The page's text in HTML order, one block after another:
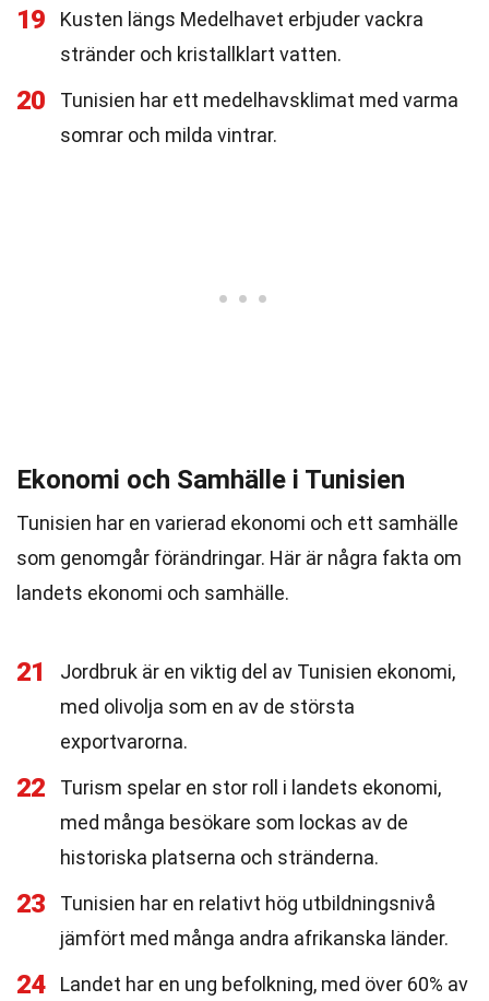
19
Kusten längs Medelhavet erbjuder vackra
stränder och kristallklart vatten.
20
Tunisien har ett medelhavsklimat med varma
somrar och milda vintrar.
Ekonomi och Samhälle i Tunisien
Tunisien har en varierad ekonomi och ett samhälle
som genomgår förändringar. Här är några fakta om
landets ekonomi och samhälle.
21
Jordbruk är en viktig del av Tunisien ekonomi,
med olivolja som en av de största
exportvarorna.
22
Turism spelar en stor roll i landets ekonomi,
med många besökare som lockas av de
historiska platserna och stränderna.
23
Tunisien har en relativt hög utbildningsnivå
jämfört med många andra afrikanska länder.
24
Landet har en ung befolkning, med över 60% av